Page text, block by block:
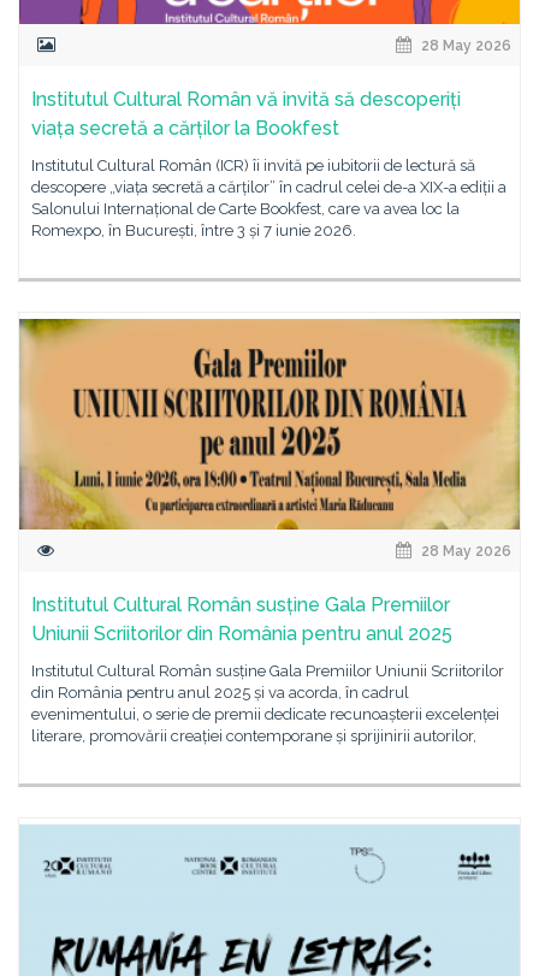
28 May 2026
Institutul Cultural Român vă invită să descoperiți
viața secretă a cărților la Bookfest
Institutul Cultural Român (ICR) îi invită pe iubitorii de lectură să
descopere „viața secretă a cărților” în cadrul celei de-a XIX-a ediții a
Salonului Internațional de Carte Bookfest, care va avea loc la
Romexpo, în București, între 3 și 7 iunie 2026.
28 May 2026
Institutul Cultural Român susține Gala Premiilor
Uniunii Scriitorilor din România pentru anul 2025
Institutul Cultural Român susține Gala Premiilor Uniunii Scriitorilor
din România pentru anul 2025 și va acorda, în cadrul
evenimentului, o serie de premii dedicate recunoașterii excelenței
literare, promovării creației contemporane și sprijinirii autorilor,